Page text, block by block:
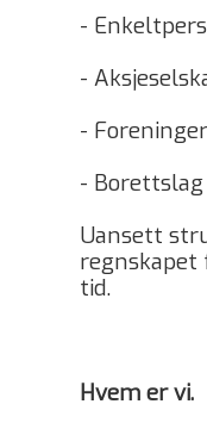
-
-
-
-
Uansett
tid.
Hvem er vi.